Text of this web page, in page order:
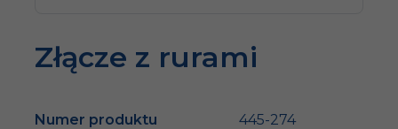
Złącze z rurami
Numer produktu 445-274